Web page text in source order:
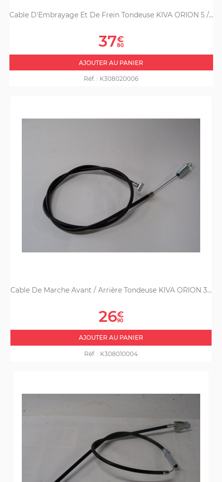
Cable D'Embrayage Et De Frein Tondeuse KIVA ORION 5 /...
Prix
37€
80
AJOUTER AU PANIER
Réf. : K308020006
Cable De Marche Avant / Arrière Tondeuse KIVA ORION 3...
Prix
26€
90
AJOUTER AU PANIER
Réf. : K308010004